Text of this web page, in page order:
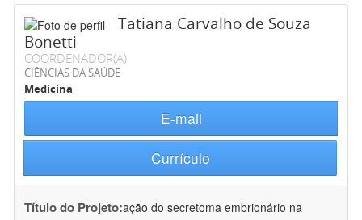
Tatiana Carvalho de Souza
Bonetti
COORDENADOR(A)
CIÊNCIAS DA SAÚDE
Medicina
E-mail
Currículo
Título do Projeto:ação do secretoma embrionário na